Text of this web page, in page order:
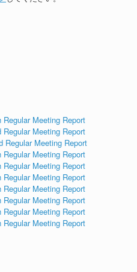
Meeting Report
Meeting Report
Regular Meeting Report
Meeting Report
Meeting Report
Meeting Report
Meeting Report
Meeting Report
Meeting Report
Meeting Report